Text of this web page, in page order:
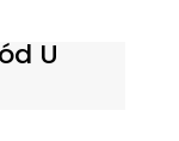
U